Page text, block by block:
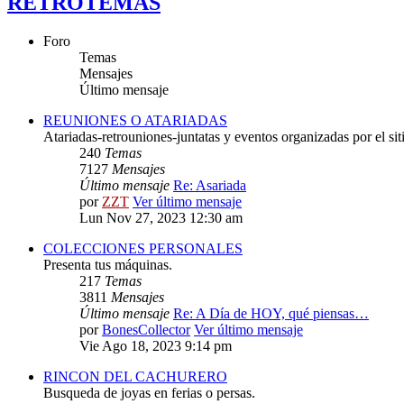
Foro
Temas
Mensajes
Último mensaje
REUNIONES O ATARIADAS
Atariadas-retrouniones-juntatas y eventos organizadas por el
240 Temas
7127 Mensajes
Último mensaje Re: Asariada
por ZZT Ver último mensaje
Lun Nov 27, 2023 12:30 am
COLECCIONES PERSONALES
Presenta tus máquinas.
217 Temas
3811 Mensajes
Último mensaje Re: A Día de HOY, qué piensas…
porBonesCollector Ver último mensaje
Vie Ago 18, 2023 9:14 pm
RINCON DEL CACHURERO
Busqueda de joyas en ferias o persas.